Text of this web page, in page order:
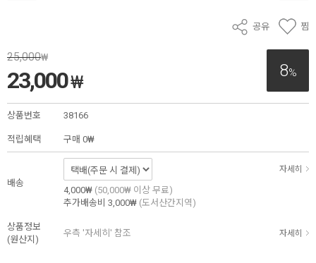
공유 찜
8%
25,000₩
23,000₩
상품번호 38166
적립혜택 구매 0₩
배송
자세히
4,000₩ (50,000₩ 이상 무료)
추가배송비 3,000₩ (도서산간지역)
상품정보
(원산지)
우측 '자세히' 참조 자세히